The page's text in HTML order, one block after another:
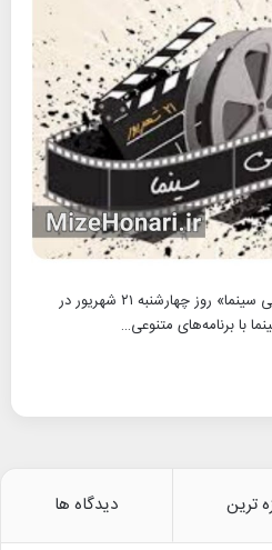
مراسم «پاسداشت فرهنگی روز ملی سینما» روز چهارشنبه ۲۱ شهریور در
با برنامه‌های متنوعی…
ترین دیدگاه ها